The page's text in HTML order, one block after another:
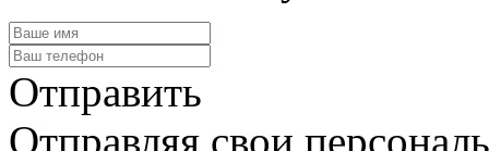
Отправить
Отправляя свои